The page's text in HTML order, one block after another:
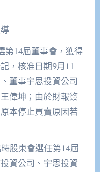
第14屆董事會 ，獲得
，核准日期9月 11
董事宇思投資公司
偉坤 ；由於財報簽
原本停止買賣原因若
股東會選任第14屆
資公司、宇思投資